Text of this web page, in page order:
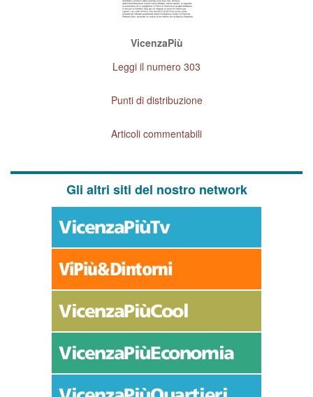
VicenzaPiù
Leggi il numero 303
Punti di distribuzione
Articoli commentabili
Gli altri siti del nostro network